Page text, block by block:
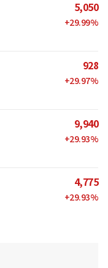
5,050
+29.99%
928
+29.97%
9,940
+29.93%
4,775
+29.93%